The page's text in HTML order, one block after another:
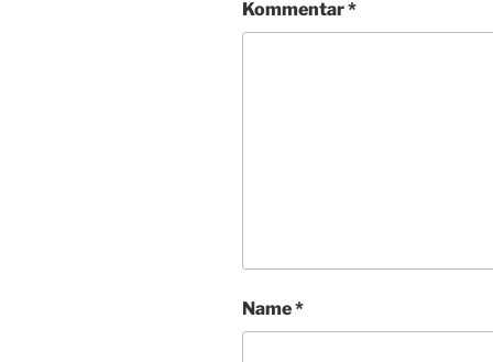
Kommentar*
Name*